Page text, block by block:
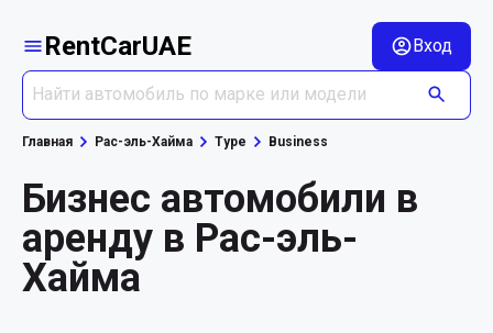
RentCarUAE Вход
Главная Рас-эль-Хайма Type Business
Бизнес автомобили в
аренду в Рас-эль-
Хайма